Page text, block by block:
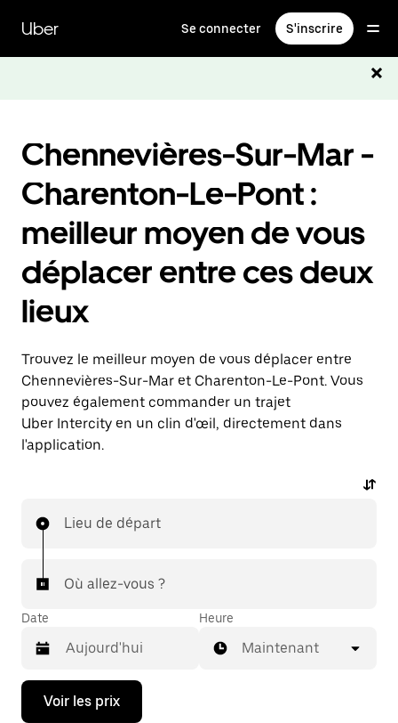
contenu
principal
Uber Se connecter S'inscrire
Chennevières-Sur-Mar -
Charenton-Le-Pont :
meilleur moyen de vous
déplacer entre ces deux
lieux
Trouvez le meilleur moyen de vous déplacer entre
Chennevières-Sur-Mar et Charenton-Le-Pont. Vous
pouvez également commander un trajet
Uber Intercity en un clin d'œil, directement dans
l'application.
Lieu de départ
Où allez-vous ?
Date
Appuyez
Heure
Maintenant
Voir les prix